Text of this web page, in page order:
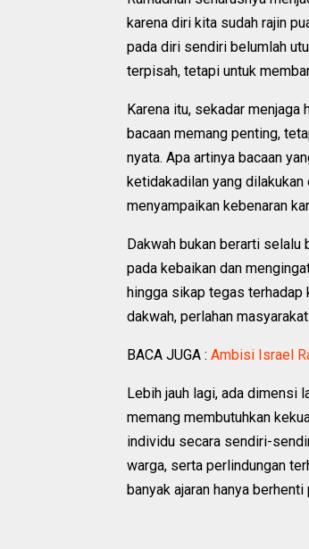
karena diri kita sudah rajin
pada diri sendiri belumlah
terpisah, tetapi untuk
Karena itu, sekadar menjaga
bacaan memang penting,
nyata. Apa artinya bacaan
ketidakadilan yang dilakukan
menyampaikan kebenaran
Dakwah bukan berarti selalu
pada kebaikan dan
hingga sikap tegas terhadap
dakwah, perlahan
BACA JUGA : Ambisi Israel
Lebih jauh lagi, ada dimensi
memang membutuhkan
individu secara sendiri-
warga, serta perlindungan
banyak ajaran hanya berhenti